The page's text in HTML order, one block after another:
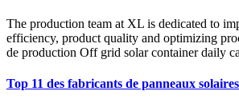
The production team at XL is dedicated to
efficiency, product quality and optimizing
de production Off grid solar container daily
Top 11 des fabricants de panneaux